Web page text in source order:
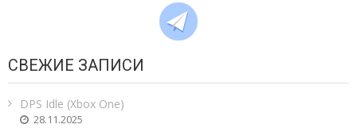
СВЕЖИЕ ЗАПИСИ
DPS Idle (Xbox One)
28.11.2025